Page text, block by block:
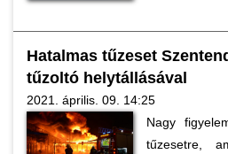
Hatalmas tűzeset
tűzoltó helytállásával
2021. április. 09. 14:25
Nagy
tűzesetre,